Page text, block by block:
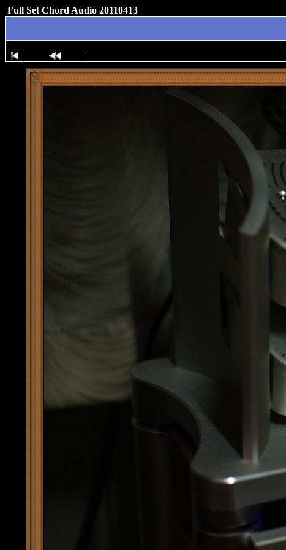
Full Set Chord Audio 20110413